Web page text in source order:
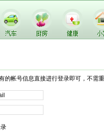
的帐号信息直接进行登录即可，不需